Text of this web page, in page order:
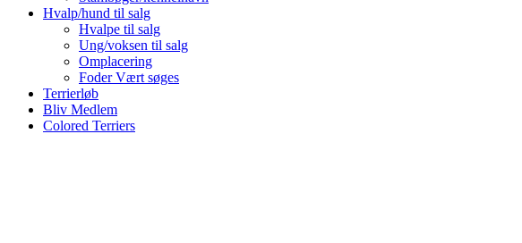
Hvalp/hund til salg
Hvalpe til salg
Ung/voksen til salg
Omplacering
Foder Vært søges
Terrierløb
Bliv Medlem
Colored Terriers